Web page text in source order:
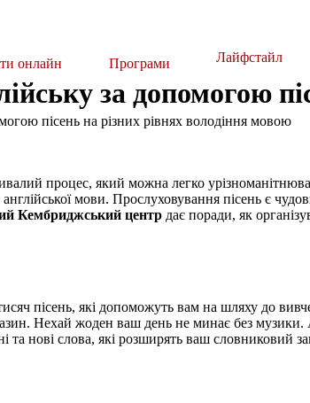
онлайн Програми Лайфстайл
за допомогою
процес, який можна легко
мови. Прослуховування пісень є
Кембриджський центр дає поради, як
тисяч пісень, які допоможуть вам на шляху до
Нехай жоден ваш день не минає без
та нові слова, які розширять ваш словниковий